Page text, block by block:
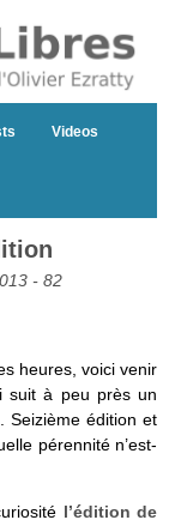
Videos
- 82
heures, voici venir
suit à peu près un
Seizième édition et
pérennité n’est-
l’édition de